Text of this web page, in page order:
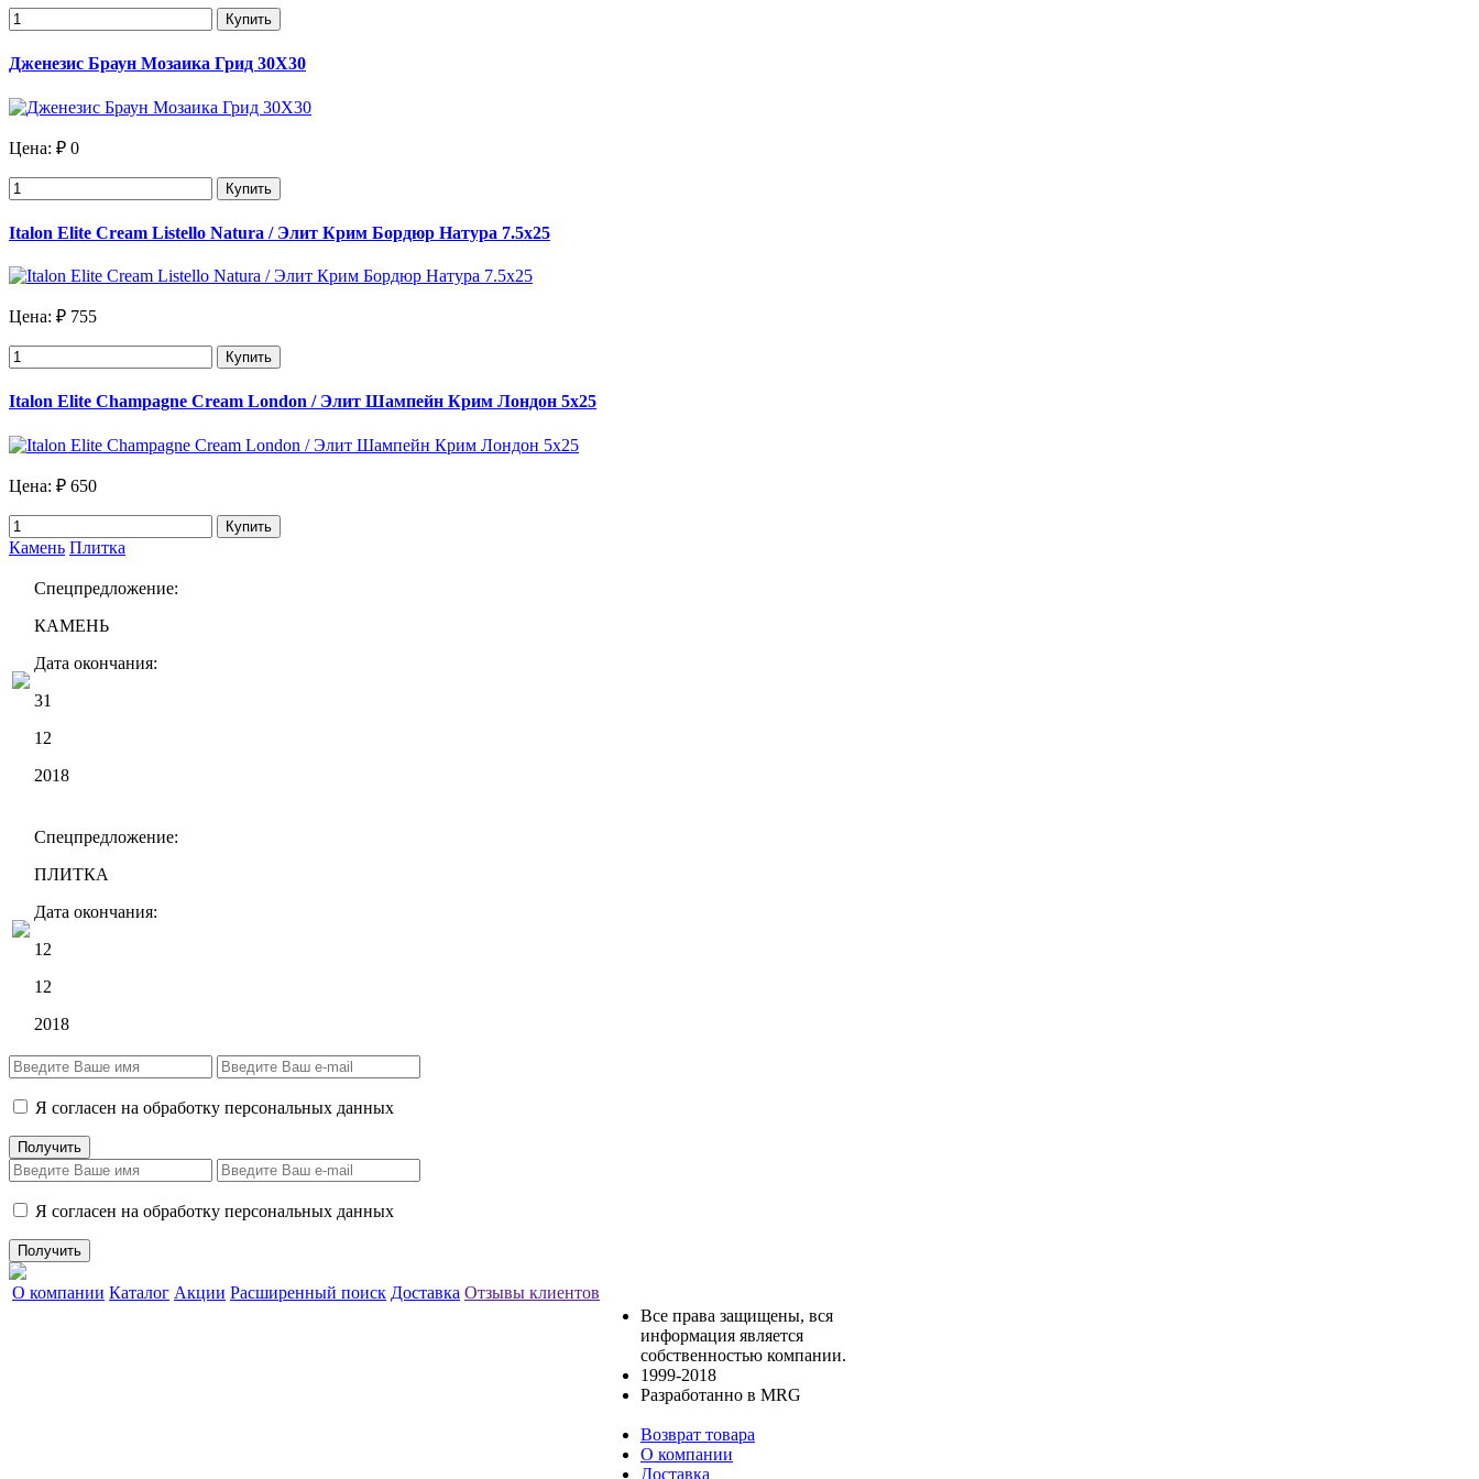
Купить
Дженезис Браун Мозаика Грид 30X30
Цена: ₽ 0
Купить
Italon Elite Cream Listello Natura / Элит Крим Бордюр Натура 7.5х25
Цена: ₽ 755
Купить
Italon Elite Champagne Cream London / Элит Шампейн Крим Лондон 5х25
Цена: ₽ 650
Купить
Камень Плитка
Спецпредложение:
КАМЕНЬ
Дата окончания:
31
12
2018
Спецпредложение:
ПЛИТКА
Дата окончания:
12
12
2018
Я согласен на обработку персональных данных
Я согласен на обработку персональных данных
О компании Каталог Акции Расширенный поиск Доставка Отзывы клиентов
Все права защищены, вся
информация является
собственностью компании.
1999-2018
Разработанно в MRG
Возврат товара
О компании
Доставка